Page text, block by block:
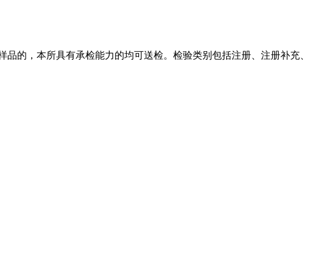
的，本所具有承检能力的均可送检。检验类别包括注册、注册补充